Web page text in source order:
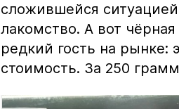
сложившейся
лакомство. А вот
редкий гость на рынке:
стоимость. За 250